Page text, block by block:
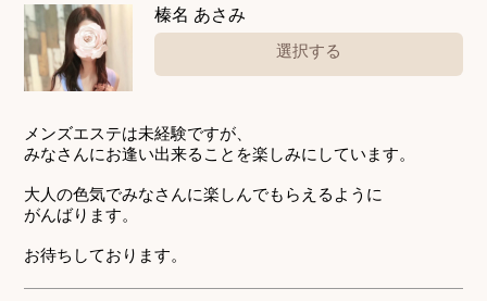
メンズエステは未経験ですが、
みなさんにお逢い出来ることを楽しみにしています。
大人の色気でみなさんに楽しんでもらえるように
がんばります。
お待ちしております。
榛名 あさみ
選択する